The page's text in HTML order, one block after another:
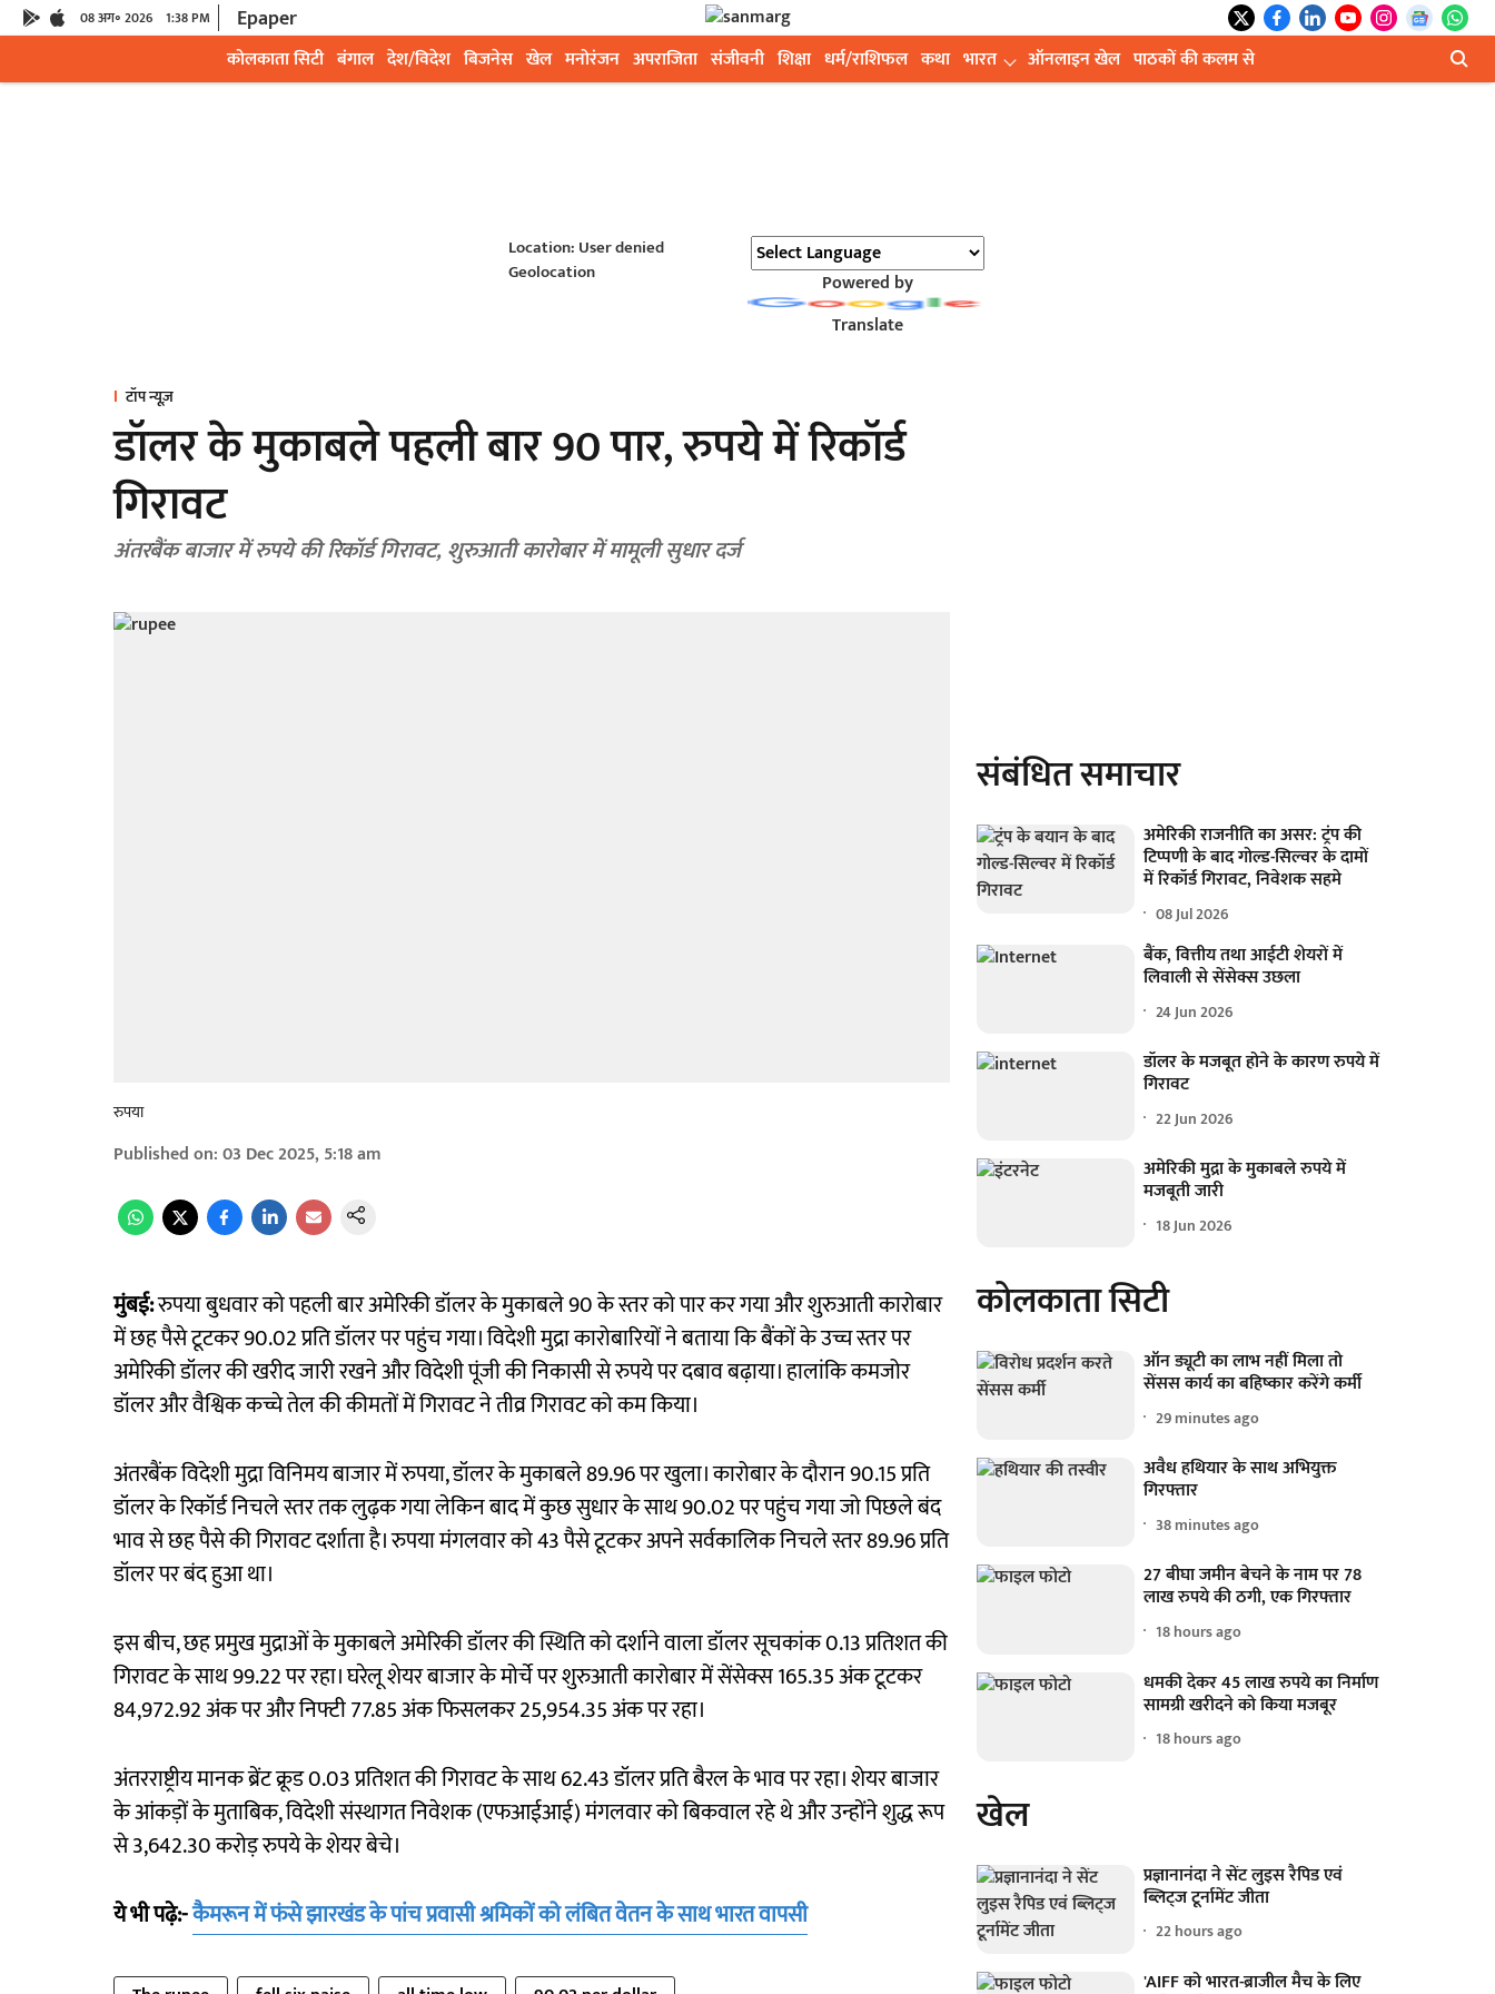
08 अग॰ 2026 1:38 PM Epaper
कोलकाता सिटी बंगाल देश/विदेश बिजनेस खेल मनोरंजन अपराजिता संजीवनी शिक्षा धर्म/राशिफल कथा भारत ऑनलाइन खेल पाठकों की कलम से
Location: User denied
Geolocation
Powered by
Translate
टॉप न्यूज़
डॉलर के मुकाबले पहली बार 90 पार, रुपये में रिकॉर्ड
गिरावट
अंतरबैंक बाजार में रुपये की रिकॉर्ड गिरावट, शुरुआती कारोबार में मामूली सुधार दर्ज
रुपया
Published on:03 Dec 2025, 5:18 am
मुंबई:रुपया बुधवार को पहली बार अमेरिकी डॉलर के मुकाबले 90 के स्तर को पार कर गया और शुरुआती कारोबार
में छह पैसे टूटकर 90.02 प्रति डॉलर पर पहुंच गया। विदेशी मुद्रा कारोबारियों ने बताया कि बैंकों के उच्च स्तर पर
अमेरिकी डॉलर की खरीद जारी रखने और विदेशी पूंजी की निकासी से रुपये पर दबाव बढ़ाया। हालांकि कमजोर
डॉलर और वैश्विक कच्चे तेल की कीमतों में गिरावट ने तीव्र गिरावट को कम किया।
अंतरबैंक विदेशी मुद्रा विनिमय बाजार में रुपया, डॉलर के मुकाबले 89.96 पर खुला। कारोबार के दौरान 90.15 प्रति
डॉलर के रिकॉर्ड निचले स्तर तक लुढ़क गया लेकिन बाद में कुछ सुधार के साथ 90.02 पर पहुंच गया जो पिछले बंद
भाव से छह पैसे की गिरावट दर्शाता है। रुपया मंगलवार को 43 पैसे टूटकर अपने सर्वकालिक निचले स्तर 89.96 प्रति
डॉलर पर बंद हुआ था।
इस बीच, छह प्रमुख मुद्राओं के मुकाबले अमेरिकी डॉलर की स्थिति को दर्शाने वाला डॉलर सूचकांक 0.13 प्रतिशत की
गिरावट के साथ 99.22 पर रहा। घरेलू शेयर बाजार के मोर्चे पर शुरुआती कारोबार में सेंसेक्स 165.35 अंक टूटकर
84,972.92 अंक पर और निफ्टी 77.85 अंक फिसलकर 25,954.35 अंक पर रहा।
अंतरराष्ट्रीय मानक ब्रेंट क्रूड 0.03 प्रतिशत की गिरावट के साथ 62.43 डॉलर प्रति बैरल के भाव पर रहा। शेयर बाजार
के आंकड़ों के मुताबिक, विदेशी संस्थागत निवेशक (एफआईआई) मंगलवार को बिकवाल रहे थे और उन्होंने शुद्ध रूप
से 3,642.30 करोड़ रुपये के शेयर बेचे।
ये भी पढ़े:-कैमरून में फंसे झारखंड के पांच प्रवासी श्रमिकों को लंबित वेतन के साथ भारत वापसी
संबंधित समाचार
अमेरिकी राजनीति का असर: ट्रंप की
टिप्पणी के बाद गोल्ड-सिल्वर के दामों
में रिकॉर्ड गिरावट, निवेशक सहमे
08 Jul 2026
बैंक, वित्तीय तथा आईटी शेयरों में
लिवाली से सेंसेक्स उछला
24 Jun 2026
डॉलर के मजबूत होने के कारण रुपये में
गिरावट
22 Jun 2026
अमेरिकी मुद्रा के मुकाबले रुपये में
मजबूती जारी
18 Jun 2026
कोलकाता सिटी
ऑन ड्यूटी का लाभ नहीं मिला तो
सेंसस कार्य का बहिष्कार करेंगे कर्मी
29 minutes ago
अवैध हथियार के साथ अभियुक्त
गिरफ्तार
38 minutes ago
27 बीघा जमीन बेचने के नाम पर 78
लाख रुपये की ठगी, एक गिरफ्तार
18 hours ago
धमकी देकर 45 लाख रुपये का निर्माण
सामग्री खरीदने को किया मजबूर
18 hours ago
खेल
प्रज्ञानानंदा ने सेंट लुइस रैपिड एवं
ब्लिट्ज टूर्नामेंट जीता
22 hours ago
'AIFF को भारत-ब्राजील मैच के लिए